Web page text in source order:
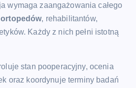
wymaga zaangażowania całego
ortopedów, rehabilitantów,
Każdy z nich pełni istotną
stan pooperacyjny, ocenia
oraz koordynuje terminy badań